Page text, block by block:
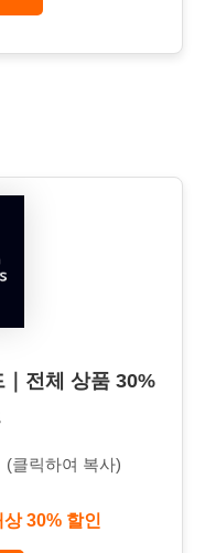
전체 상품 30%
(클릭하여 복사)
30% 할인